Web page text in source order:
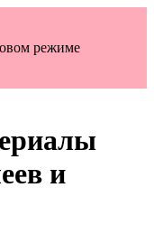
режиме
и